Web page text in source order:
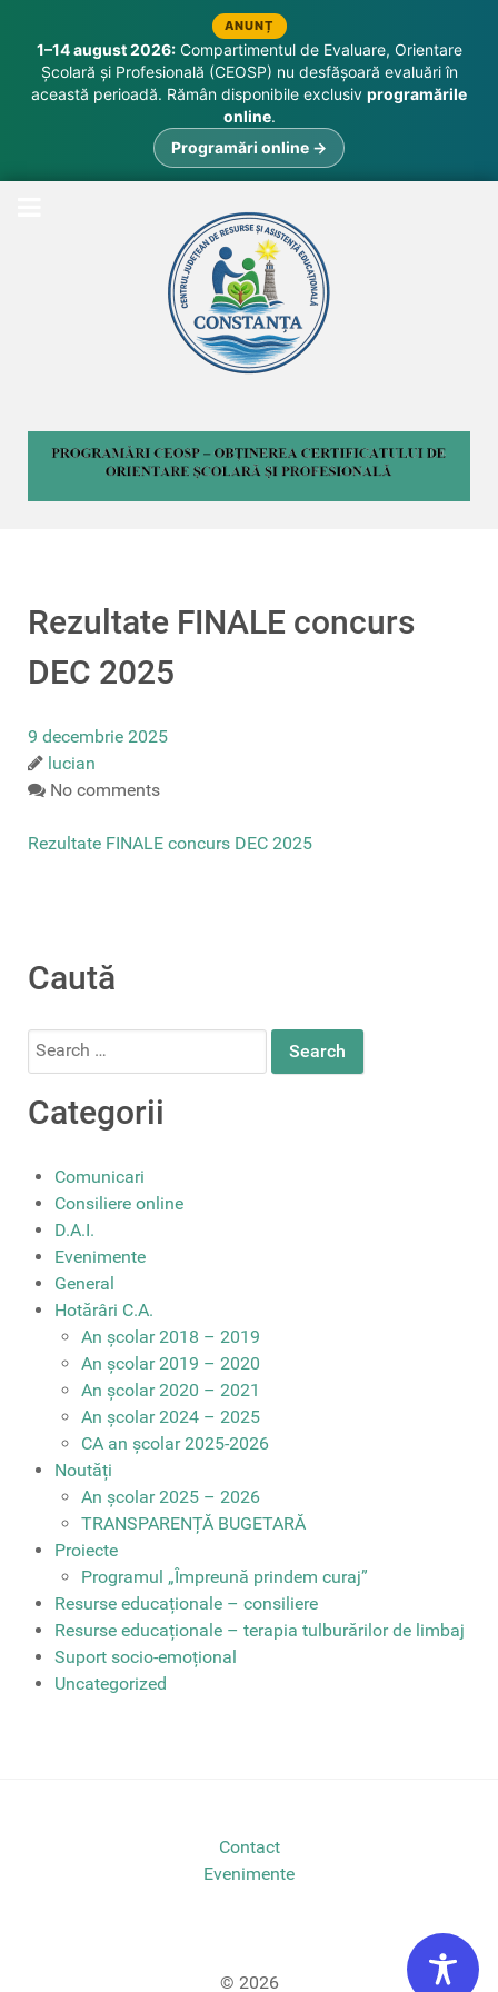
ANUNȚ
1–14 august 2026:Compartimentul de Evaluare, Orientare
Școlară și Profesională (CEOSP) nu desfășoară evaluări în
această perioadă. Rămân disponibile exclusiv programările
online.
Programări online →
Rezultate FINALE concurs
DEC 2025
9 decembrie 2025
lucian
No comments
Rezultate FINALE concurs DEC 2025
Caută
Search
Categorii
Comunicari
Consiliere online
D.A.I.
Evenimente
General
Hotărâri C.A.
An școlar 2018 – 2019
An școlar 2019 – 2020
An școlar 2020 – 2021
An școlar 2024 – 2025
CA an școlar 2025-2026
Noutăți
An școlar 2025 – 2026
TRANSPARENȚĂ BUGETARĂ
Proiecte
Programul „Împreună prindem curaj”
Resurse educaționale – consiliere
Resurse educaționale – terapia tulburărilor de limbaj
Suport socio-emoțional
Uncategorized
Contact
Evenimente
© 2026